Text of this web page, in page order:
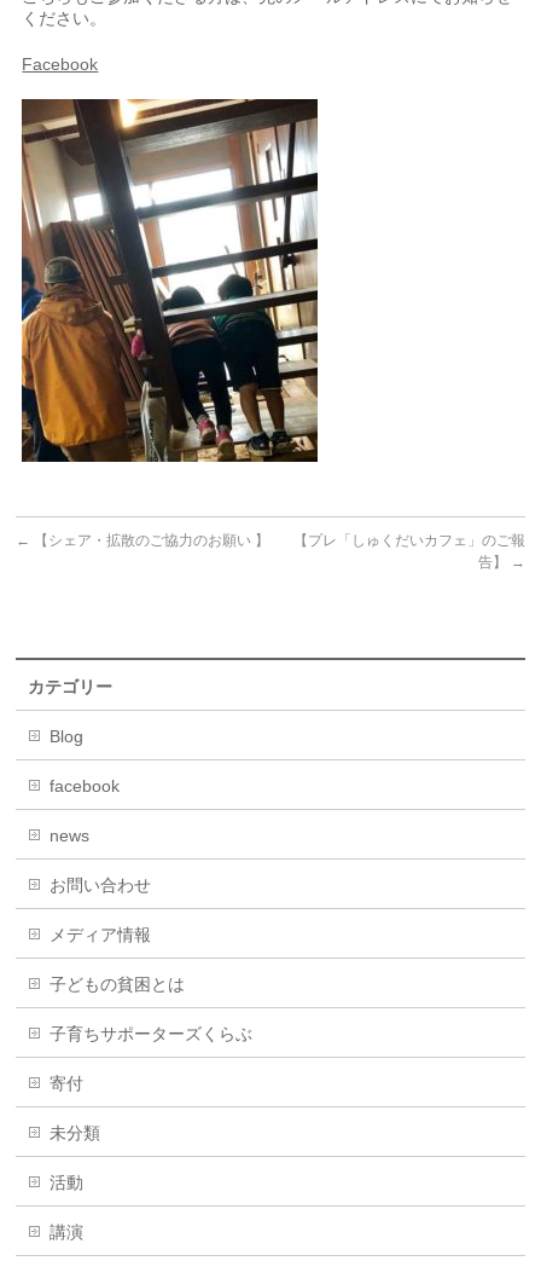
ください。
Facebook
← 【シェア・拡散のご協力のお願い 】
【プレ「しゅくだいカフェ」のご報
告】
→
カテゴリー
Blog
facebook
news
お問い合わせ
メディア情報
子どもの貧困とは
子育ちサポーターズくらぶ
寄付
未分類
活動
講演